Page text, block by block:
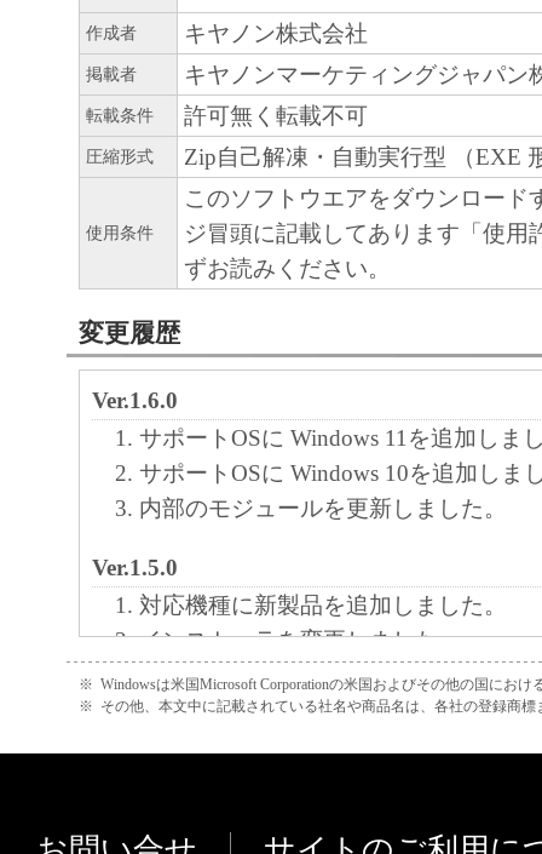
作成者 キヤノン株式会社
掲載者 キヤノンマーケティングジャパン
転載条件 許可無く転載不可
圧縮形式 Zip自己解凍・自動実行型 （EXE
使用条件
このソフトウエアをダウンロード
ジ冒頭に記載してあります「使用
ずお読みください。
変更履歴
Ver.1.6.0
サポートOSに Windows 11を追加しま
サポートOSに Windows 10を追加しま
内部のモジュールを更新しました。
Ver.1.5.0
対応機種に新製品を追加しました。
インストーラを変更しました。
Ver.1.3.0
Ver.1.2.0
※ Windowsは米国Microsoft Corporationの米国およびその他の国におけ
※ その他、本文中に記載されている社名や商品名は、各社の登録商標